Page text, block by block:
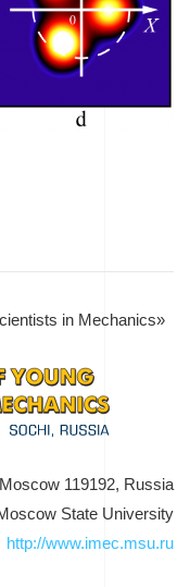
in Mechanics»
119192, Russia
State University
http://www.imec.msu.ru